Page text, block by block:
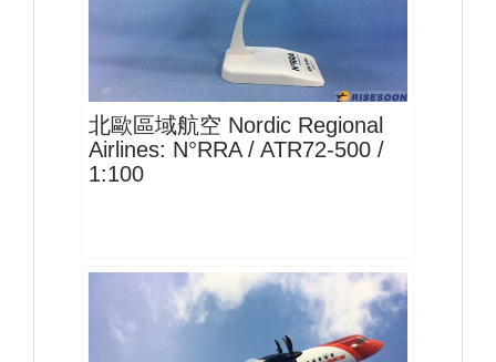
FIN10AT75P01 $1600
北歐區域航空 Nordic Regional
Airlines: N°RRA / ATR72-500 /
1:100